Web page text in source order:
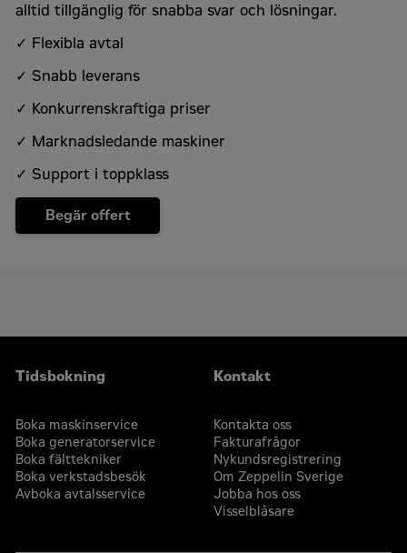
Jag samtycker till att Zeppelin Sverige behandlar
som finns påzeppelin-cat.se/integritetspolicy
Captcha*
alltid tillgänglig för snabba svar och lösningar.
✓ Flexibla avtal
✓ Snabb leverans
✓ Konkurrenskraftiga priser
✓ Marknadsledande maskiner
✓ Support i toppklass
Begär offert
Tidsbokning
Boka maskinservice
Boka generatorservice
Boka fälttekniker
Boka verkstadsbesök
Avboka avtalsservice
Kontakt
Kontakta oss
Fakturafrågor
Nykundsregistrering
Om Zeppelin Sverige
Jobba hos oss
Visselblåsare